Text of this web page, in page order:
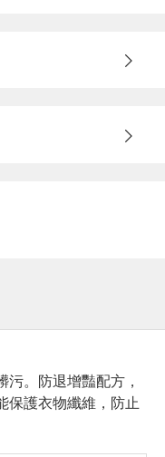
。防退增豔配方，
保護衣物纖維，防止